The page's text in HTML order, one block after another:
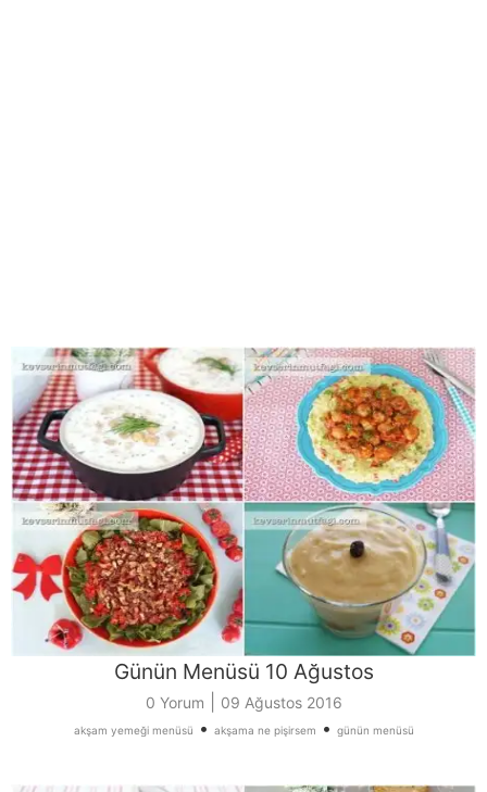
Günün Menüsü 10 Ağustos
0 Yorum 09 Ağustos 2016
akşam yemeği menüsü • akşama ne pişirsem • günün menüsü